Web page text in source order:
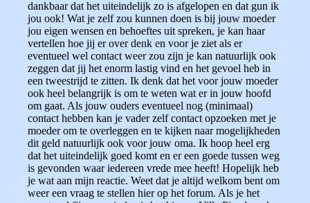
dankbaar dat het uiteindelijk zo is afgelopen en dat gun ik
jou ook! Wat je zelf zou kunnen doen is bij jouw moeder
jou eigen wensen en behoeftes uit spreken, je kan haar
vertellen hoe jij er over denk en voor je ziet als er
eventueel wel contact weer zou zijn je kan natuurlijk ook
zeggen dat jij het enorm lastig vind en het gevoel heb in
een tweestrijd te zitten. Ik denk dat het voor jouw moeder
ook heel belangrijk is om te weten wat er in jouw hoofd
om gaat. Als jouw ouders eventueel nog (minimaal)
contact hebben kan je vader zelf contact opzoeken met je
moeder om te overleggen en te kijken naar mogelijkheden
dit geld natuurlijk ook voor jouw oma. Ik hoop heel erg
dat het uiteindelijk goed komt en er een goede tussen weg
is gevonden waar iedereen vrede mee heeft! Hopelijk heb
je wat aan mijn reactie. Weet dat je altijd welkom bent om
weer een vraag te stellen hier op het forum. Als je het